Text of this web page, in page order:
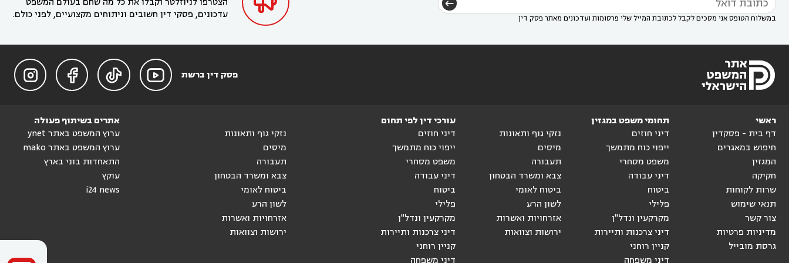
עדכונים, פסקי דין חשובים וניתוחים מקצועיים, לפני כולם.
במשלוח הטופס אני מסכים לקבל לכתובת המייל שלי פרסומות ועדכונים מאתר פסק דין
פסק דין ברשת 



ראשי
דף בית - פסקדין
חיפוש במאגרים
המגזין
חקיקה
שרות לקוחות
תנאי שימוש
צור קשר
מדיניות פרטיות
גרסת מובייל
תחומי משפט במגזין
דיני חוזים
ייפוי כוח מתמשך
משפט מסחרי
דיני עבודה
ביטוח
פלילי
מקרקעין ונדל"ן
דיני צרכנות ותיירות
קניין רוחני
דיני משפחה
נזקי גוף ותאונות
מיסים
תעבורה
צבא ומשרד הבטחון
ביטוח לאומי
לשון הרע
אזרחויות ואשרות
ירושות וצוואות
עורכי דין לפי תחום
דיני חוזים
ייפוי כוח מתמשך
משפט מסחרי
דיני עבודה
ביטוח
פלילי
מקרקעין ונדל"ן
דיני צרכנות ותיירות
קניין רוחני
דיני משפחה
נזקי גוף ותאונות
מיסים
תעבורה
צבא ומשרד הבטחון
ביטוח לאומי
לשון הרע
אזרחויות ואשרות
ירושות וצוואות
אתרים בשיתוף פעולה
ערוץ המשפט באתר ynet
ערוץ המשפט באתר mako
התאחדות בוני בארץ
עוקץ
i24 news